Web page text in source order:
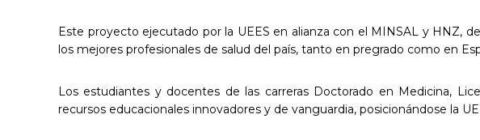
Este proyecto ejecutado por la UEES en alianza con el MINSAL y HNZ,
los mejores profesionales de salud del país, tanto en pregrado como en
Los estudiantes y docentes de las carreras Doctorado en Medicina,
recursos educacionales innovadores y de vanguardia, posicionándose la